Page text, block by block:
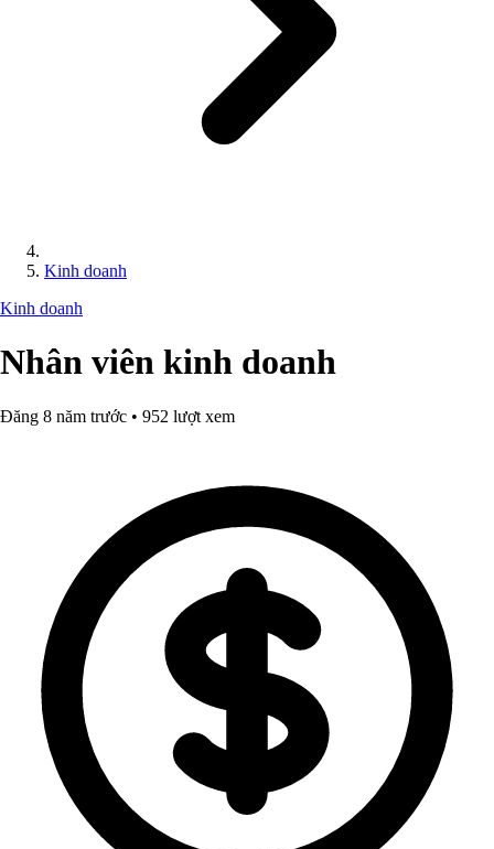
Kinh doanh
Kinh doanh
Nhân viên kinh doanh
Đăng 8 năm trước • 952 lượt xem